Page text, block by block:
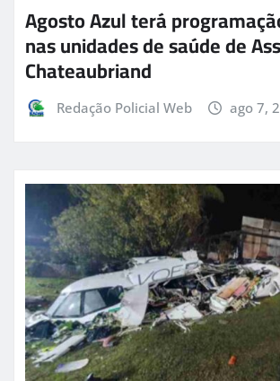
Agosto Azul terá
nas unidades de saúde de
Chateaubriand
Redação Policial Web ago 7,